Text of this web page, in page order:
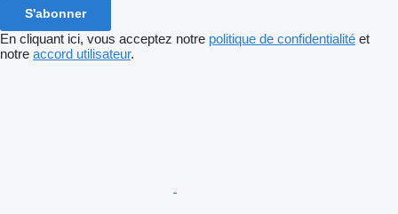
S'abonner
En cliquant ici, vous acceptez notre politique de confidentialité et
notre accord utilisateur.